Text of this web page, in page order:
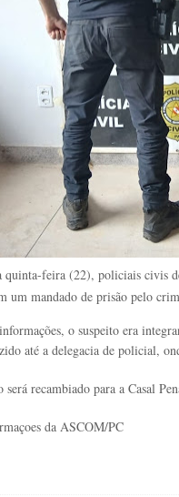
feira (22), policiais civis
um mandado de prisão pelo
o suspeito era
até a delegacia de policial,
será recambiado para a Casal
da ASCOM/PC